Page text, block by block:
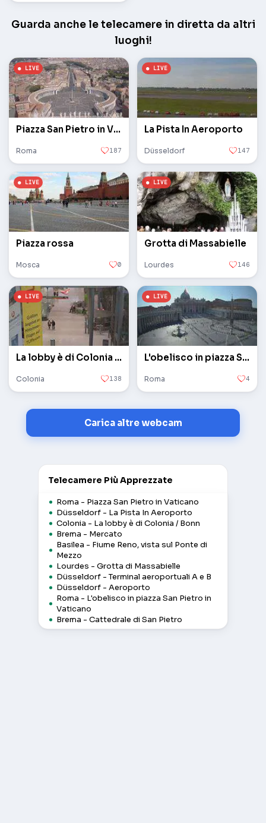
Guarda anche le telecamere in diretta da altri
luoghi!
Piazza San Pietro in Vaticano
Roma 187
La Pista In Aeroporto
Düsseldorf 147
Piazza rossa
Mosca 0
Grotta di Massabielle
Lourdes 146
La lobby è di Colonia / Bonn
Colonia 138
L'obelisco in piazza San Pietro in Vaticano
Roma 4
Carica altre webcam
Telecamere Più Apprezzate
Roma - Piazza San Pietro in Vaticano
Düsseldorf - La Pista In Aeroporto
Colonia - La lobby è di Colonia / Bonn
Brema - Mercato
Basilea - Fiume Reno, vista sul Ponte di
Mezzo
Lourdes - Grotta di Massabielle
Düsseldorf - Terminal aeroportuali A e B
Düsseldorf - Aeroporto
Roma - L'obelisco in piazza San Pietro in
Vaticano
Brema - Cattedrale di San Pietro